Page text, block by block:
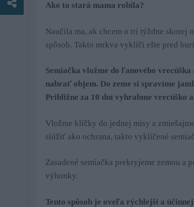
Ako to stará mama robila?
Naučila ma, ak chcem o tri týždne skorej
spôsob. Takto mrkva vyklíči ešte pred
Semiačka vložme do ľanového
nabrať objem. Do zeme si spravíme
Približne za 10 dní vyhrabme vrecúško
Vložme klíčky do jednej misy a
slúžiť ako ochrana, takto vyklíčené
Zasadené semiačka prekryjeme zemou a
výhonky.
Tento spôsob je oveľa rýchlejší a